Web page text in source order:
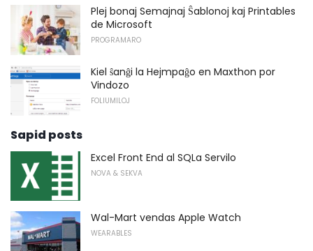
Plej bonaj Semajnaj Ŝablonoj kaj Printables
de Microsoft
PROGRAMARO
Kiel ŝanĝi la Hejmpaĝo en Maxthon por
Vindozo
FOLIUMILOJ
Sapid posts
Excel Front End al SQLa Servilo
NOVA & SEKVA
Wal-Mart vendas Apple Watch
WEARABLES